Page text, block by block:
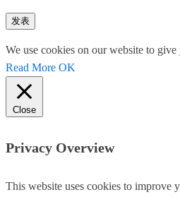
We use cookies on our website to
Read More OK
Close
Privacy Overview
This website uses cookies to improve